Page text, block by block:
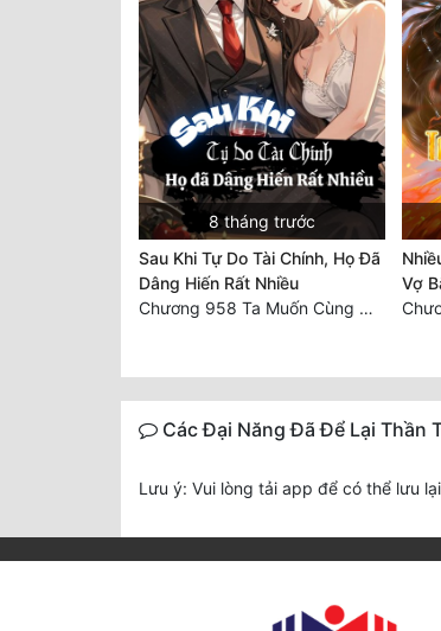
8 tháng trước
Sau Khi Tự Do Tài Chính, Họ Đã
Dâng Hiến Rất Nhiều
Chương 958 Ta Muốn Cùng Các Cô Vĩnh Viễn Ở Bên Nhau (2) Hết
Vợ
Các Đại Năng Đã Để Lại Thần
Lưu ý: Vui lòng tải app để có thể lưu